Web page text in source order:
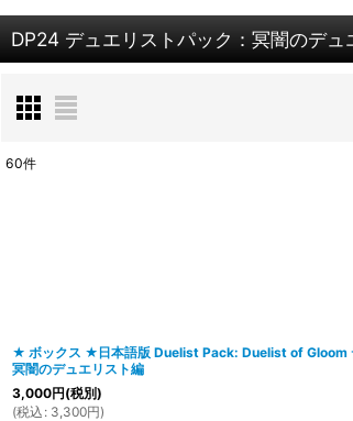
DP24 デュエリストパック：冥闇のデュ
60件
★ ボックス ★日本語版 Duelist Pack: Duelist of Gloom
冥闇のデュエリスト編
3,000円(税別)
(税込 : 3,300円)